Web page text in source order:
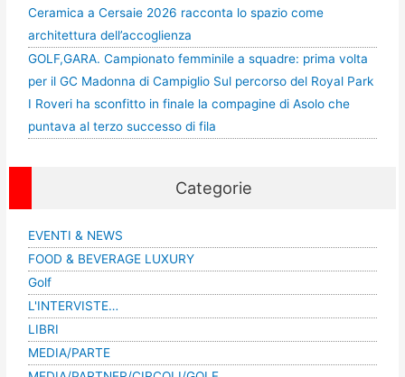
Ceramica a Cersaie 2026 racconta lo spazio come
architettura dell’accoglienza
GOLF,GARA. Campionato femminile a squadre: prima volta
per il GC Madonna di Campiglio Sul percorso del Royal Park
I Roveri ha sconfitto in finale la compagine di Asolo che
puntava al terzo successo di fila
Categorie
EVENTI & NEWS
FOOD & BEVERAGE LUXURY
Golf
L'INTERVISTE…
LIBRI
MEDIA/PARTE